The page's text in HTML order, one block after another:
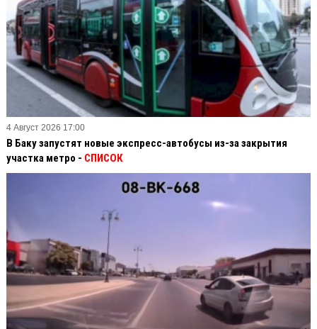
4 Август 2026 17:00
В Баку запустят новые экспресс-автобусы из-за закрытия
участка метро - СПИСОК